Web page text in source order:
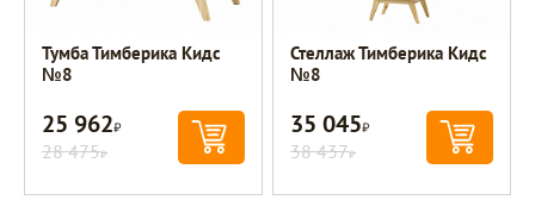
Тумба Тимберика Кидс
№8
25 962Р
28 475Р
Стеллаж Тимберика Кидс
№8
35 045Р
38 437Р